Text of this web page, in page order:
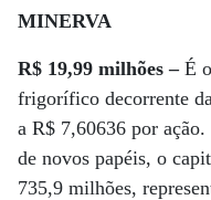
MINERVA
R$ 19,99 milhões –É o
frigorífico decorrente
a R$ 7,60636 por
de novos papéis, o
735,9 milhões,